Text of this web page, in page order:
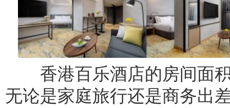
香港百乐酒店的房间面积
无论是家庭旅行还是商务出